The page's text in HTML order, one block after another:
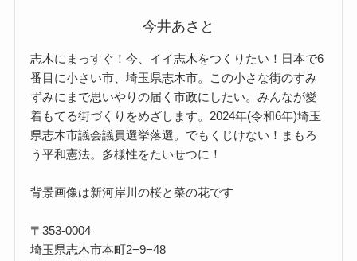
今井あさと
志木にまっすぐ！今、イイ志木をつくりたい！日本で6
番目に小さい市、埼玉県志木市。この小さな街のすみ
ずみにまで思いやりの届く市政にしたい。みんなが愛
着もてる街づくりをめざします。2024年(令和6年)埼玉
県志木市議会議員選挙落選。でもくじけない！まもろ
う平和憲法。多様性をたいせつに！
背景画像は新河岸川の桜と菜の花です
〒353-0004
埼玉県志木市本町2−9−48